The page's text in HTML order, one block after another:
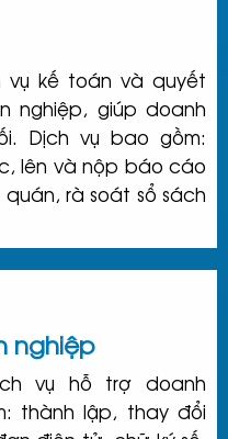
kế toán và quyết
nghiệp, giúp doanh
Dịch vụ bao gồm:
lên và nộp báo cáo
rà soát sổ sách
nghiệp
vụ hỗ trợ doanh
thành lập, thay đổi